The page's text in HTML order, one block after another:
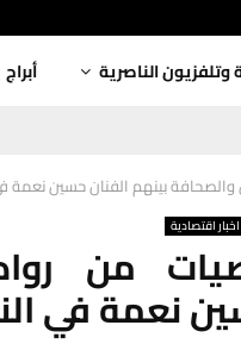
وتلفزيون الناصرية أبراج
اخبار اقتصادية
تكريم 10 شخصيات
نعمة في